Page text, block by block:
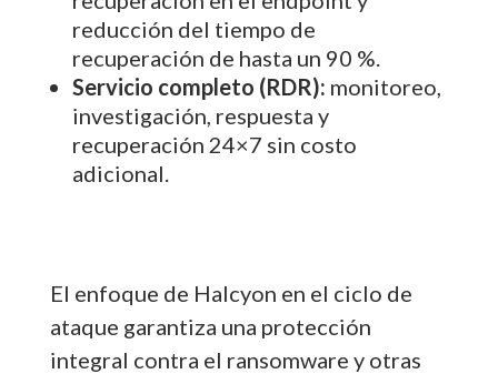
reducción del tiempo de
recuperación de hasta un 90 %.
Servicio completo (RDR): monitoreo,
investigación, respuesta y
recuperación 24×7 sin costo
adicional.
El enfoque de Halcyon en el ciclo de
ataque garantiza una protección
integral contra el ransomware y otras